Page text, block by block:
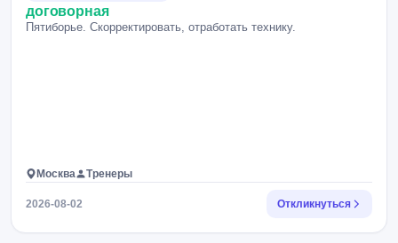
договорная
Пятиборье. Скорректировать, отработать технику.
Москва Тренеры
2026-08-02 Откликнуться